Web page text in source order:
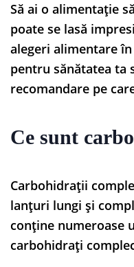
Să ai o alimentație
poate se lasă
alegeri alimentare
pentru sănătatea ta
recomandare pe
Ce sunt
Carbohidrații
lanțuri lungi și
conține numeroase
carbohidrați